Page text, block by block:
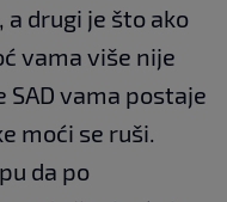
drugi je što ako
vama više nije
SAD vama postaje
moći se ruši.
da po